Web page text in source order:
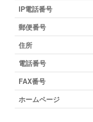
IP電話番号
郵便番号
住所
電話番号
FAX番号
ホームページ